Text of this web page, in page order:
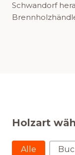
Schwandorf
Holzart
Holzart
Alle